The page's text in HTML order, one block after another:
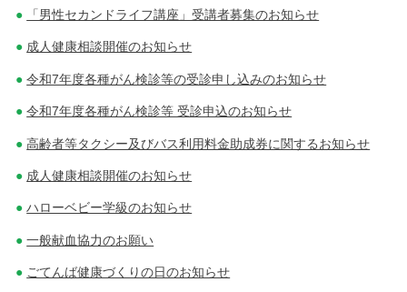
「男性セカンドライフ講座」受講者募集のお知らせ
成人健康相談開催のお知らせ
令和7年度各種がん検診等の受診申し込みのお知らせ
令和7年度各種がん検診等 受診申込のお知らせ
高齢者等タクシー及びバス利用料金助成券に関するお知らせ
成人健康相談開催のお知らせ
ハローベビー学級のお知らせ
一般献血協力のお願い
ごてんば健康づくりの日のお知らせ